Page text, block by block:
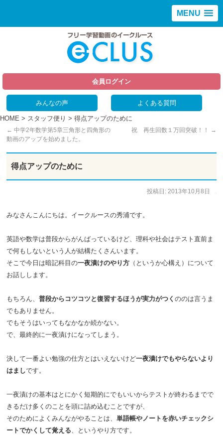
MENU
会員ログイン
みんなの声 よくある質問
HOME > スタッフ便り > 得点アップのために
← 中学2年数学第5章三角形と四角形の
動画のアップを始めました。
祝 再生回数１万回突破！！ →
得点アップのために
投稿日: 2013年10月8日
みなさんこんにちは。イークルースの秀浦です。
英語や数学は普段からがんばっているけど、理科や社会はテスト直前ま
で何もしないという人が結構たくさんいます。
そこで今日は暗記科目の一夜漬けのやり方 （というか心構え）について
お話しします。
もちろん、普段からコツコツと復習するほうが実力がつくののは言うま
でもありません。
でもそうはいってもなかなか続かない。
で、最終的に一夜漬けになってしまう。
決して一番よい勉強の仕方とはいえないけど一夜漬けでもやらないより
はましです。
一夜漬けの基本はとにかく短期的にでもいいからテストが終わるまでで
きるだけ多くのことを頭に詰め込むことですが、
そのためによくみんながやることは、単語帳やノートを赤いチェックシ
ートでかくして覚える、というやり方です。